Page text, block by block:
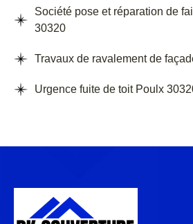
Société pose et réparation de
30320
Travaux de ravalement de
Urgence fuite de toit Poulx